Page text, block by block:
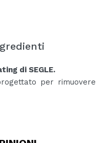
di SEGLE.
per rimuovere
puliti e deodorati.